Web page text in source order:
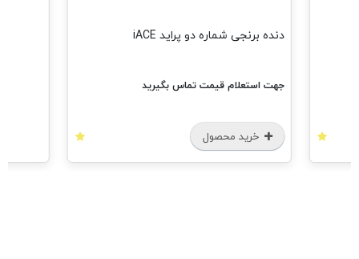
دنده برنجی شماره دو پراید iACE
جهت استعلام قیمت تماس بگیرید
خرید محصول